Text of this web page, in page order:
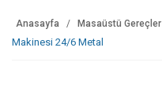
Anasayfa Masaüstü Gereçler
Makinesi 24/6 Metal